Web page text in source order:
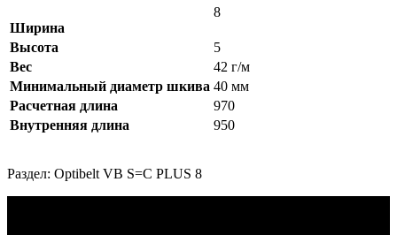
Ширина
8
Высота
5
Вес
42 г/м
Минимальный диаметр шкива 40 мм
Расчетная длина
970
Внутренняя длина
950
Раздел: Optibelt VB S=C PLUS 8